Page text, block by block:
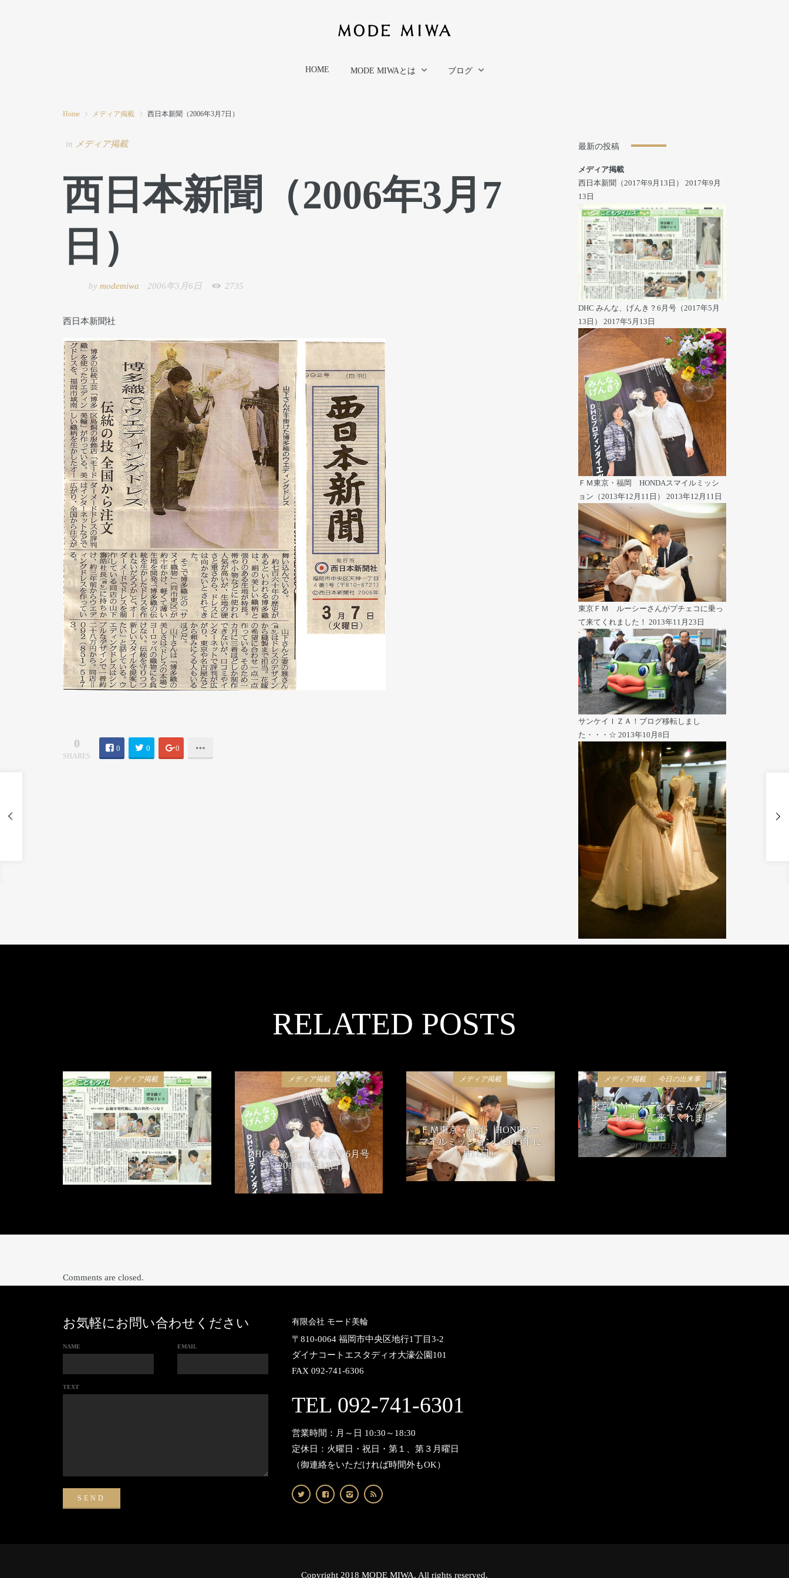
HOME MODE MIWAとは ブログ
Home メディア掲載 西日本新聞（2006年3月7日）
in メディア掲載
西日本新聞（2006年3月7
日）
by modemiwa 2006年3月6日 2735
西日本新聞社
0
SHARES
0 0 0
最新の投稿
メディア掲載
西日本新聞（2017年9月13日）
2017年9月
13日
DHC みんな、げんき？6月号（2017年5月
13日）
2017年5月13日
ＦＭ東京・福岡 HONDAスマイルミッシ
ョン（2013年12月11日）
2013年12月11日
東京ＦＭ ルーシーさんがプチェコに乗っ
て来てくれました！ 2013年11月23日
サンケイＩＺＡ！ブログ移転しまし
た・・・☆ 2013年10月8日
RELATED POSTS
メディア掲載
西日本新聞（2017年9月13
日）
2017年9月13日
メディア掲載
DHC みんな、げんき？6月号
（2017年5月13日）
2017年5月13日
メディア掲載
ＦＭ東京・福岡 HONDAス
マイルミッション（2013年12
月11日）
2013年12月11日
メディア掲載 今日の出来事
東京ＦＭ ルーシーさんがプ
チェコに乗って来てくれまし
た！
2013年11月23日
Comments are closed.
お気軽にお問い合わせください
NAME EMAIL
TEXT
有限会社 モード美輪
〒810-0064 福岡市中央区地行1丁目3-2
ダイナコートエスタディオ大濠公園101
FAX 092-741-6306
TEL 092-741-6301
営業時間：月～日 10:30～18:30
定休日：火曜日・祝日・第１、第３月曜日
（御連絡をいただければ時間外もOK）
Copyright 2018 MODE MIWA. All rights reserved.